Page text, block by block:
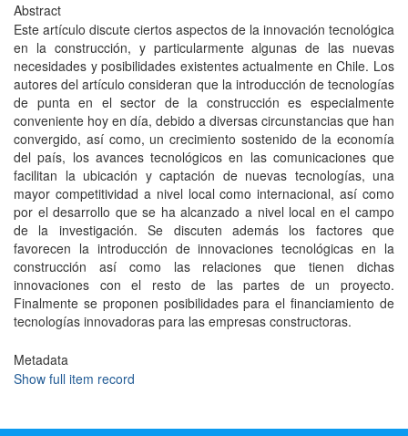
Abstract
Este artículo discute ciertos aspectos de la innovación tecnológica
en la construcción, y particularmente algunas de las nuevas
necesidades y posibilidades existentes actualmente en Chile. Los
autores del artículo consideran que la introducción de tecnologías
de punta en el sector de la construcción es especialmente
conveniente hoy en día, debido a diversas circunstancias que han
convergido, así como, un crecimiento sostenido de la economía
del país, los avances tecnológicos en las comunicaciones que
facilitan la ubicación y captación de nuevas tecnologías, una
mayor competitividad a nivel local como internacional, así como
por el desarrollo que se ha alcanzado a nivel local en el campo
de la investigación. Se discuten además los factores que
favorecen la introducción de innovaciones tecnológicas en la
construcción así como las relaciones que tienen dichas
innovaciones con el resto de las partes de un proyecto.
Finalmente se proponen posibilidades para el financiamiento de
tecnologías innovadoras para las empresas constructoras.
Metadata
Show full item record